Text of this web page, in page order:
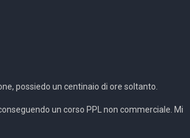
possiedo un centinaio di ore soltanto.
un corso PPL non commerciale. Mi